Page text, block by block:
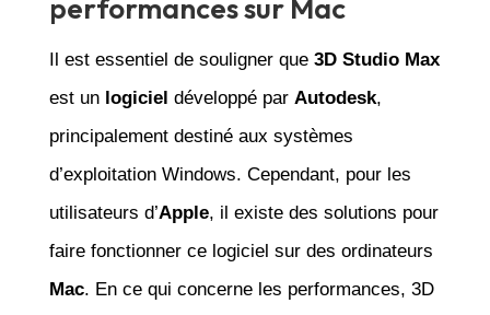
performances sur Mac
Il est essentiel de souligner que 3D Studio Max
est un logiciel développé par Autodesk,
principalement destiné aux systèmes
d’exploitation Windows. Cependant, pour les
utilisateurs d’Apple, il existe des solutions pour
faire fonctionner ce logiciel sur des ordinateurs
Mac. En ce qui concerne les performances, 3D